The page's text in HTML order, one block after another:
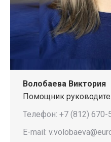
Волобаева Виктория
Помощник
Телефон: +7 (812) 670-
E-mail: